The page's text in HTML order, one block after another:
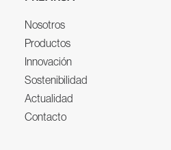
Nosotros
Productos
Innovación
Sostenibilidad
Actualidad
Contacto